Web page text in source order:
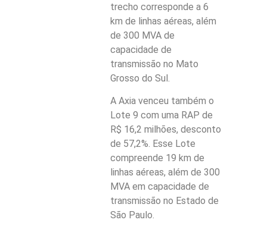
trecho corresponde a 6
km de linhas aéreas, além
de 300 MVA de
capacidade de
transmissão no Mato
Grosso do Sul.
A Axia venceu também o
Lote 9 com uma RAP de
R$ 16,2 milhões, desconto
de 57,2%. Esse Lote
compreende 19 km de
linhas aéreas, além de 300
MVA em capacidade de
transmissão no Estado de
São Paulo.